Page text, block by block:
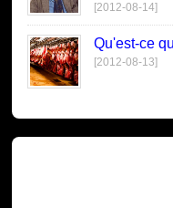
[2012-08-14]
Qu'est-ce
[2012-08-13]